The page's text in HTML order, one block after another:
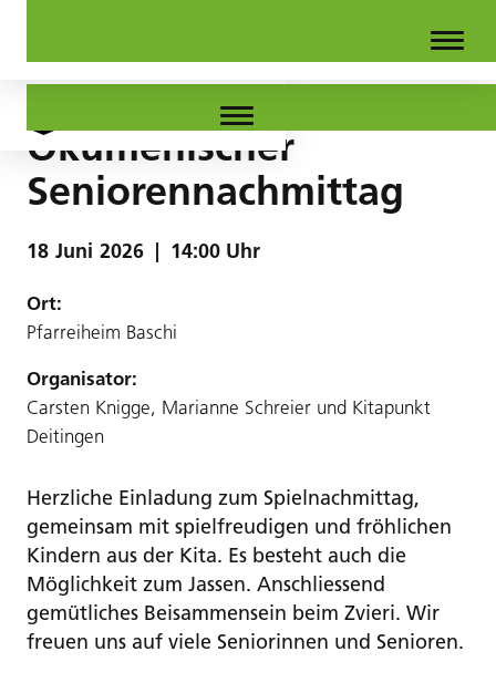
Ökumenischer
Seniorennachmittag
18 Juni 2026 14:00 Uhr
Ort:
Pfarreiheim Baschi
Organisator:
Carsten Knigge, Marianne Schreier und Kitapunkt
Deitingen
Herzliche Einladung zum Spielnachmittag,
gemeinsam mit spielfreudigen und fröhlichen
Kindern aus der Kita. Es besteht auch die
Möglichkeit zum Jassen. Anschliessend
gemütliches Beisammensein beim Zvieri. Wir
freuen uns auf viele Seniorinnen und Senioren.